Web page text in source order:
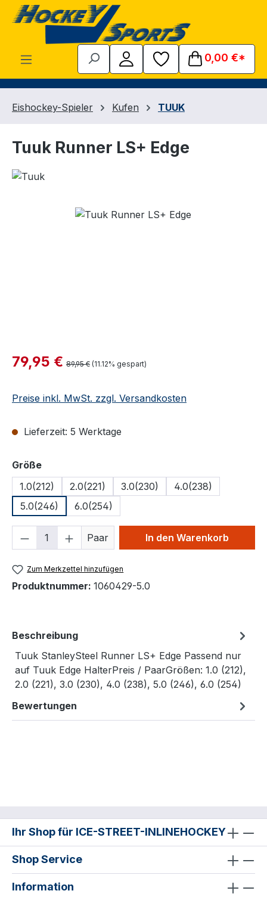
Zum Hauptinhalt springen
0,00 €*
Eishockey-Spieler Kufen TUUK
Tuuk Runner LS+ Edge
Bildergalerie überspringen
Verkaufspreis:
79,95 € Regulärer Preis:
89,95 € (11.12% gespart)
Preise inkl. MwSt. zzgl. Versandkosten
Lieferzeit: 5 Werktage
Größeauswählen
1.0(212)
2.0(221) 3.0(230)
4.0(238)
5.0(246)
6.0(254)
Produkt Anzahl: Gib den
Paar In den Warenkorb
Zum Merkzettel hinzufügen
Produktnummer: 1060429-5.0
Beschreibung
Tuuk StanleySteel Runner LS+ Edge Passend nur
auf Tuuk Edge HalterPreis / PaarGrößen: 1.0 (212),
2.0 (221), 3.0 (230), 4.0 (238), 5.0 (246), 6.0 (254)
Bewertungen
Ihr Shop für ICE-STREET-INLINEHOCKEY
Shop Service
Information